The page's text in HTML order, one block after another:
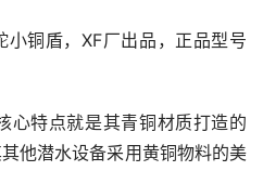
铜盾，XF厂出品，正品型号
心特点就是其青铜材质打造的
他潜水设备采用黄铜物料的美